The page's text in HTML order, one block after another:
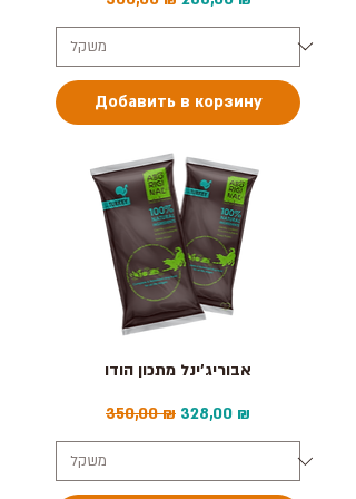
Добавить в корзину
אבוריג'ינל מתכון הודו
Обычная цена
350,00 ₪ Цена со скидкой
328,00 ₪